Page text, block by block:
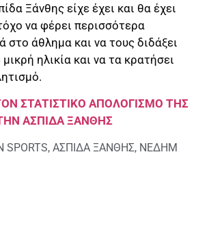
Ξάνθης είχε έχει και θα έχει
να φέρει περισσότερα
στο άθλημα και να τους διδάξει
ηλικία και να τα κρατήσει
ΣΤΑΤΙΣΤΙΚΟ ΑΠΟΛΟΓΙΣΜΟ ΤΗΣ
ΑΣΠΙΔΑ ΞΑΝΘΗΣ
SPORTS, ΑΣΠΙΔΑ ΞΑΝΘΗΣ, ΝΕΔΗΜ